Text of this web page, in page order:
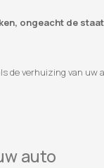
ongeacht de staat
de verhuizing van uw
auto